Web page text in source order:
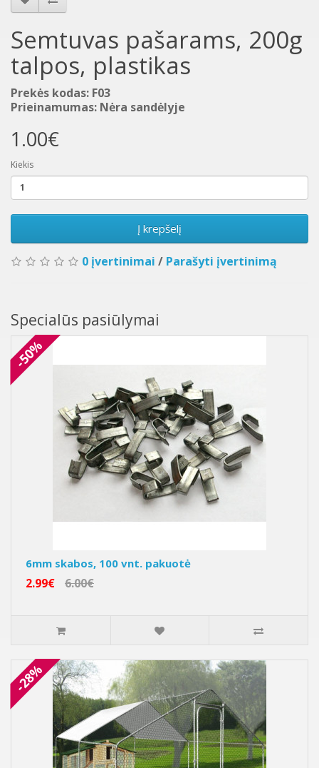
Semtuvas pašarams, 200g
talpos, plastikas
Prekės kodas: F03
Prieinamumas: Nėra sandėlyje
1.00€
Kiekis
Į krepšelį
0 įvertinimai / Parašyti įvertinimą
Specialūs pasiūlymai
-50%
6mm skabos, 100 vnt. pakuotė
2.99€ 6.00€
-28%